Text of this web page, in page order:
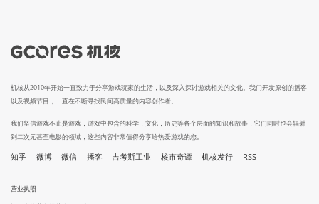
机核从2010年开始一直致力于分享游戏玩家的生活，以及深入探讨游戏相关的文化。我们开发原创的播客
以及视频节目，一直在不断寻找民间高质量的内容创作者。
我们坚信游戏不止是游戏，游戏中包含的科学，文化，历史等各个层面的知识和故事，它们同时也会辐射
到二次元甚至电影的领域，这些内容非常值得分享给热爱游戏的您。
知乎 微博 微信 播客 吉考斯工业 核市奇谭 机核发行 RSS
营业执照